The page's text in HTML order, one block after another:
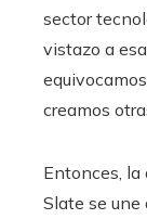
sector
vistazo a
creamos
Entonces, la
Slate se une